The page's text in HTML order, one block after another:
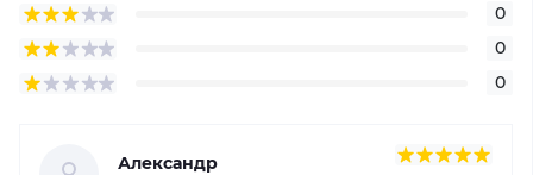
0
0
0
Александр